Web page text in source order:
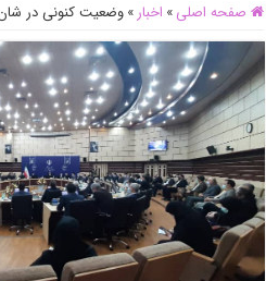
صفحه اصلی » اخبار » وضعیت کنونی در